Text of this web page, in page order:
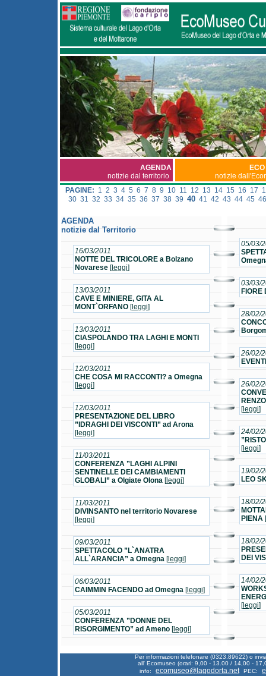
AGENDA
notizie dal territorio
notizie
PAGINE: 1 2 3 4 5 6 7 8 9 10 11 12 13 14 15 16 17
30 31 32 33 34 35 36 37 38 39 40 41 42 43 44 45 46
AGENDA
notizie dal Territorio
16/03/2011
NOTTE DEL TRICOLORE a Bolzano
Novarese [leggi]
13/03/2011
CAVE E MINIERE, GITA AL
MONT`ORFANO [leggi]
13/03/2011
CIASPOLANDO TRA LAGHI E MONTI
[leggi]
12/03/2011
CHE COSA MI RACCONTI? a Omegna
[leggi]
12/03/2011
PRESENTAZIONE DEL LIBRO
”IDRAGHI DEI VISCONTI” ad Arona
[leggi]
11/03/2011
CONFERENZA ”LAGHI ALPINI
SENTINELLE DEI CAMBIAMENTI
GLOBALI” a Olgiate Olona [leggi]
11/03/2011
DIVINSANTO nel territorio Novarese
[leggi]
09/03/2011
SPETTACOLO ”L`ANATRA
ALL`ARANCIA” a Omegna [leggi]
06/03/2011
CAIMMIN FACENDO ad Omegna [leggi]
05/03/2011
CONFERENZA ”DONNE DEL
RISORGIMENTO” ad Ameno [leggi]
05/03/
03/03/
FIORE
28/02/
26/02/
26/02/
[leggi]
24/02/
[leggi]
19/02/
LEO
18/02/
PIENA [
18/02/
DEI
14/02/
[leggi]
Per informazioni telefonare (0323.89622) o
all' Ecomuseo (orari: 9,00 - 13.00 / 14,00 -
info:
ecomuseo@lagodorta.net PEC: